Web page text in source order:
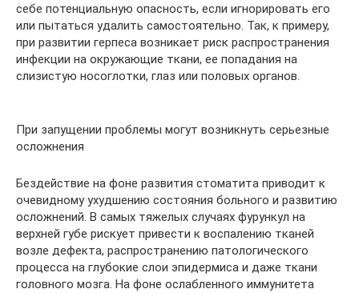
себе потенциальную опасность, если игнорировать его
или пытаться удалить самостоятельно. Так, к примеру,
при развитии герпеса возникает риск распространения
инфекции на окружающие ткани, ее попадания на
слизистую носоглотки, глаз или половых органов.
При запущении проблемы могут возникнуть серьезные
осложнения
Бездействие на фоне развития стоматита приводит к
очевидному ухудшению состояния больного и развитию
осложнений. В самых тяжелых случаях фурункул на
верхней губе рискует привести к воспалению тканей
возле дефекта, распространению патологического
процесса на глубокие слои эпидермиса и даже ткани
головного мозга. На фоне ослабленного иммунитета